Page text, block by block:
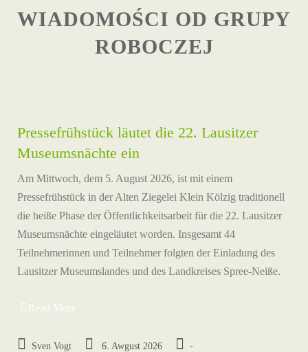
WIADOMOŚCI OD GRUPY
ROBOCZEJ
Pressefrühstück läutet die 22. Lausitzer
Museumsnächte ein
Am Mittwoch, dem 5. August 2026, ist mit einem
Pressefrühstück in der Alten Ziegelei Klein Kölzig traditionell
die heiße Phase der Öffentlichkeitsarbeit für die 22. Lausitzer
Museumsnächte eingeläutet worden. Insgesamt 44
Teilnehmerinnen und Teilnehmer folgten der Einladung des
Lausitzer Museumslandes und des Landkreises Spree-Neiße.
Read More
Sven Vogt 6. Awgust 2026 -